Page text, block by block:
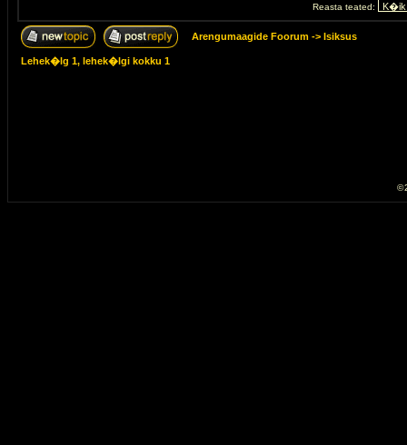
Reasta teated:
Arengumaagide Foorum -> Isiksus
Lehek�lg 1, lehek�lgi kokku 1
©